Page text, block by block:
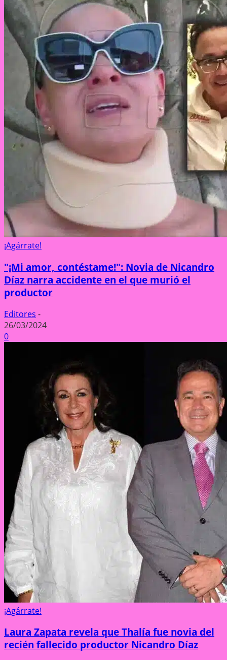
¡Agárrate!
"¡Mi amor, contéstame!": Novia de Nicandro
Díaz narra accidente en el que murió el
productor
Editores -
26/03/2024
0
¡Agárrate!
Laura Zapata revela que Thalía fue novia del
recién fallecido productor Nicandro Díaz